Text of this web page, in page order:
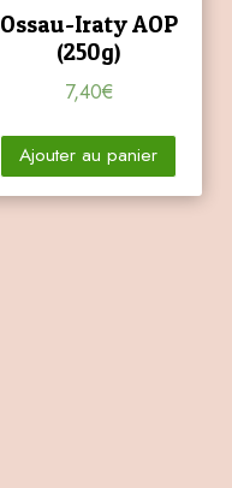
Ossau-Iraty AOP
(250g)
7,40€
Ajouter au panier